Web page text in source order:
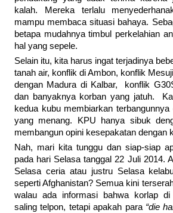
kalah. Mereka terlalu
mampu membaca situasi bahaya.
betapa mudahnya timbul perkelahian
hal yang sepele.
Selain itu, kita harus ingat terjadinya
tanah air, konflik di Ambon, konflik
dengan Madura di Kalbar, konflik
dan banyaknya korban yang jatuh.
kedua kubu membiarkan
yang menang. KPU hanya sibuk
membangun opini kesepakatan dengan
Nah, mari kita tunggu dan siap-siap
pada hari Selasa tanggal 22 Juli 2014.
Selasa ceria atau justru Selasa
seperti Afghanistan? Semua kini
walau ada informasi bahwa korlap
saling telpon, tetapi apakah para “die